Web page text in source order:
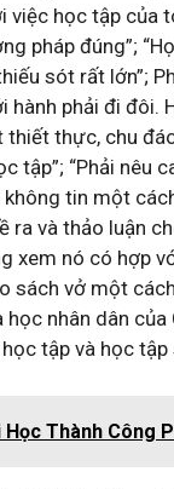
việc học tập của
pháp đúng”;
sót rất lớn”;
hành phải đi đôi.
thực, chu
tập”; “Phải nêu
tin một
và thảo luận
xem nó có hợp
sách vở một
nhân dân của
tập và học
Thành Công